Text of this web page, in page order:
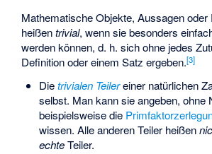
Mathematische Objekte, Aussagen oder
heißentrivial, wenn sie besonders
werden können, d. h. sich ohne jedes
Definition oder einem Satz ergeben.[3]
Dietrivialen Teilereiner natürlichen
selbst. Man kann sie angeben, ohne
beispielsweise die
wissen. Alle anderen Teiler heißen
echteTeiler.